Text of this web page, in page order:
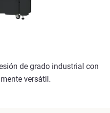
de grado industrial con
versátil.